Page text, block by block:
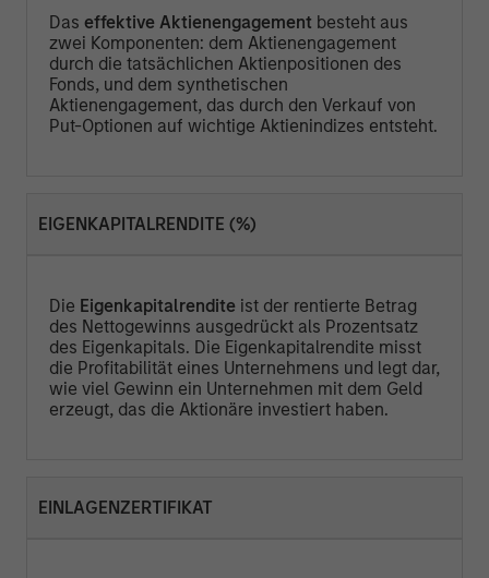
Das effektive Aktienengagement besteht aus
zwei Komponenten: dem Aktienengagement
durch die tatsächlichen Aktienpositionen des
Fonds, und dem synthetischen
Aktienengagement, das durch den Verkauf von
Put-Optionen auf wichtige Aktienindizes entsteht.
EIGENKAPITALRENDITE (%)
Die Eigenkapitalrendite ist der rentierte Betrag
des Nettogewinns ausgedrückt als Prozentsatz
des Eigenkapitals. Die Eigenkapitalrendite misst
die Profitabilität eines Unternehmens und legt dar,
wie viel Gewinn ein Unternehmen mit dem Geld
erzeugt, das die Aktionäre investiert haben.
EINLAGENZERTIFIKAT